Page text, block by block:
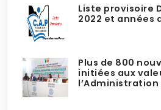
Liste provisoire
2022 et années
Plus de 800
initiées aux
l’Administration